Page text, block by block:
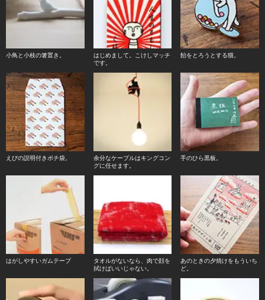
小鳥と小枝の箸置き。
はじめまして。こけしマッチ
です。
飴をとろうとする猫。
えびの説明付きポチ袋。
余分なケーブルはキングコン
グに任せます。
手のひら黒板。
はがしやすいガムテープ
タオルがないなら、肉で顔を
拭けばいいじゃない。
あのときの夕焼けをもういち
ど。